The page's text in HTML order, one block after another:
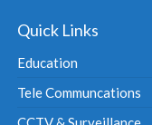
Quick Links
Education
Tele Communcations